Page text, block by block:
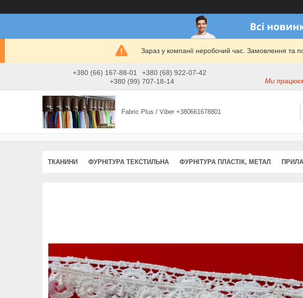
Зараз у компанії неробочий час. Замовлення та
+380 (66) 167-88-01
+380 (68) 922-07-42
+380 (99) 707-18-14
Ми
Fabric Plus / Viber +380661678801
ТКАНИНИ ФУРНІТУРА ТЕКСТИЛЬНА ФУРНІТУРА ПЛАСТІК, МЕТАЛ